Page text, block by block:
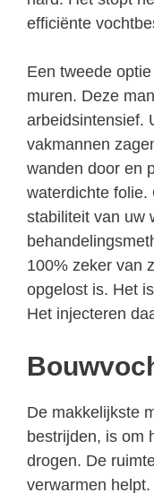
efficiënte
Een tweede
muren. Deze
arbeidsintensief.
vakmannen
wanden door en
waterdichte folie.
stabiliteit van uw
100% zeker van
opgelost is. Het
Het injecteren
De makkelijkste
bestrijden, is om
drogen. De
verwarmen